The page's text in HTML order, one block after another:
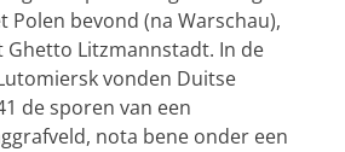
Polen bevond (na Warschau),
Ghetto Litzmannstadt. In de
vonden Duitse
de sporen van een
nota bene onder een